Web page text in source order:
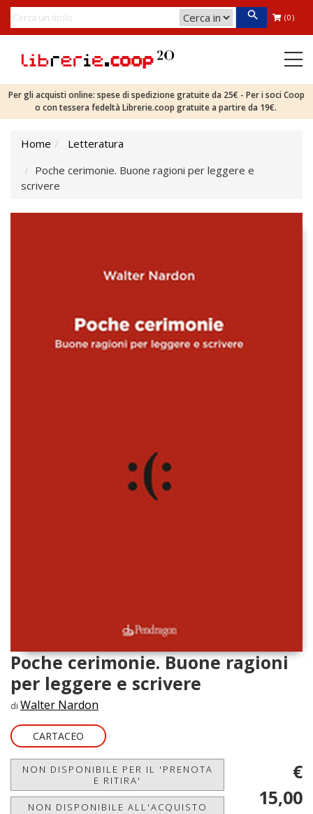
(0)
Per gli acquisti online: spese di spedizione gratuite da 25€ - Per i soci Coop
o con tessera fedeltà Librerie.coop gratuite a partire da 19€.
Home
Letteratura
Poche cerimonie. Buone ragioni per leggere e
scrivere
Poche cerimonie. Buone ragioni
per leggere e scrivere
di Walter Nardon
CARTACEO
NON DISPONIBILE PER IL 'PRENOTA
E RITIRA'
NON DISPONIBILE ALL'ACQUISTO
€
15,00